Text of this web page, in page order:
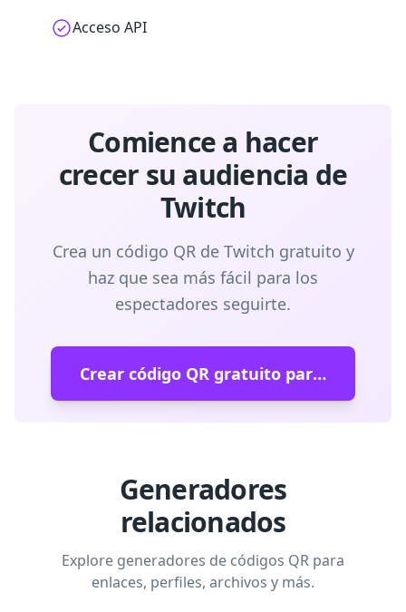
Acceso API
Comience a hacer
crecer su audiencia de
Twitch
Crea un código QR de Twitch gratuito y
haz que sea más fácil para los
espectadores seguirte.
Crear código QR gratuito para Twitch
Generadores
relacionados
Explore generadores de códigos QR para
enlaces, perfiles, archivos y más.